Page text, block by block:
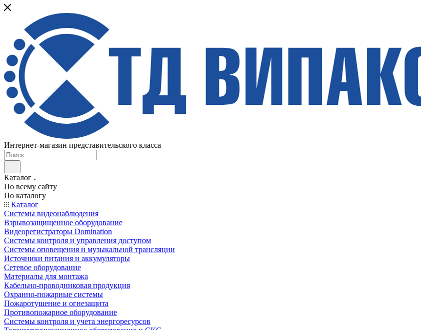
Интернет-магазин представительского класса
Каталог
По всему сайту
По каталогу
Каталог
Системы видеонаблюдения
Взрывозащищенное оборудование
Видеорегистраторы Domination
Системы контроля и управления доступом
Системы оповещения и музыкальной трансляции
Источники питания и аккумуляторы
Сетевое оборудование
Материалы для монтажа
Кабельно-проводниковая продукция
Охранно-пожарные системы
Пожаротушение и огнезащита
Противопожарное оборудование
Системы контроля и учета энергоресурсов